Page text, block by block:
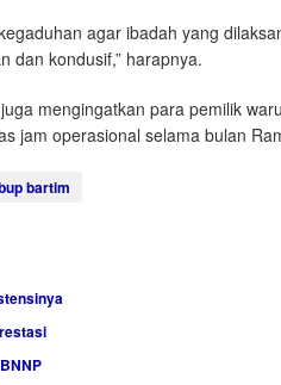
agar ibadah yang
dan kondusif,” harapnya.
mengingatkan para pemilik
jam operasional selama bulan
bartim